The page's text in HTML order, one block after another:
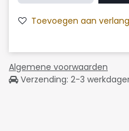
Toevoegen aan
Algemene voorwaarden
Verzending: 2-3